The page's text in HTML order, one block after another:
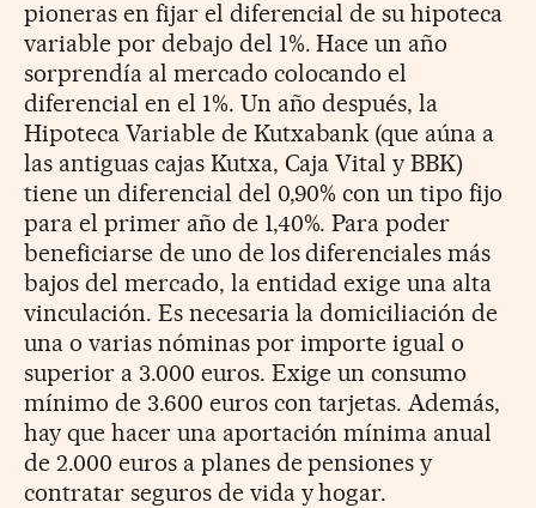
pioneras en fijar el diferencial de su hipoteca
variable por debajo del 1%. Hace un año
sorprendía al mercado colocando el
diferencial en el 1%. Un año después, la
Hipoteca Variable de Kutxabank (que aúna a
las antiguas cajas Kutxa, Caja Vital y BBK)
tiene un diferencial del 0,90% con un tipo fijo
para el primer año de 1,40%. Para poder
beneficiarse de uno de los diferenciales más
bajos del mercado, la entidad exige una alta
vinculación. Es necesaria la domiciliación de
una o varias nóminas por importe igual o
superior a 3.000 euros. Exige un consumo
mínimo de 3.600 euros con tarjetas. Además,
hay que hacer una aportación mínima anual
de 2.000 euros a planes de pensiones y
contratar seguros de vida y hogar.